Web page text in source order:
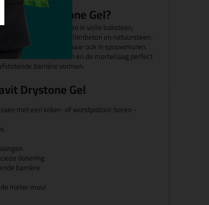
Drystone Gel?
in muren opgetrokken in volle baksteen,
kalkzandsteen, cellenbeton en natuursteen.
toegepast worden, maar ook in spouwmuren.
Gel zullen de steen en de mortellaag perfect
barrière vormen.
Drystone Gel
met een koker- of worstpistool: boren -
dosering
barrière
meter muur